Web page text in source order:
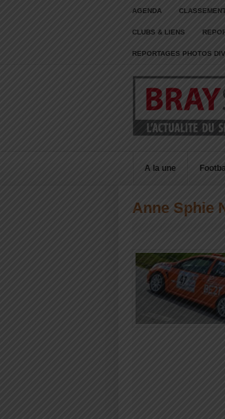
AGENDA
CLUBS & LIENS
REPORTAGES PHOTOS
A la une
Anne Sphie